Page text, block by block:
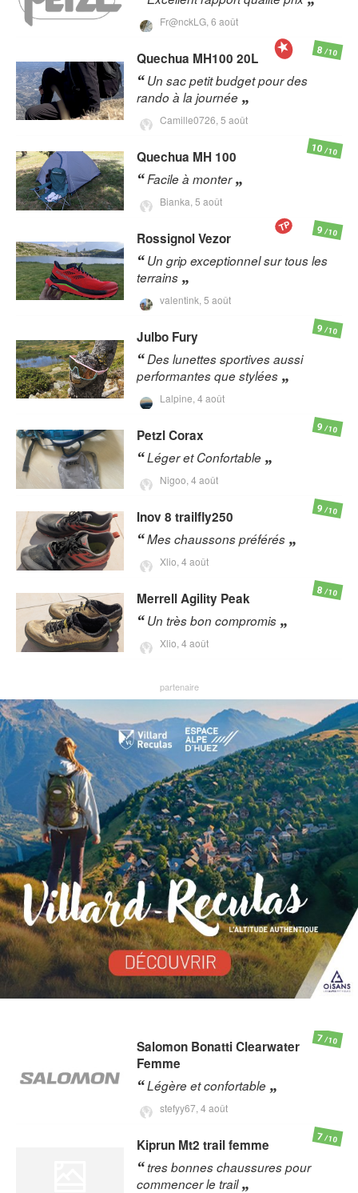
Fr@nckLG, 6 août
Quechua MH100 20L
Un sac petit budget pour des
rando à la journée
Camille0726, 5 août
8/10
Quechua MH 100
Facile à monter
Bianka, 5 août
10/10
RossignolVezor
Un grip exceptionnel sur tous les
terrains
valentink, 5 août
9/10
TP
Julbo Fury
Des lunettes sportives aussi
performantes que stylées
Lalpine, 4 août
9/10
PetzlCorax
Léger et Confortable
Nigoo, 4 août
9/10
Inov 8 trailfly250
Mes chaussons préférés
Xlio, 4 août
9/10
MerrellAgility Peak
Un très bon compromis
Xlio, 4 août
8/10
Salomon Bonatti Clearwater
Femme
Légère et confortable
stefyy67, 4 août
7/10
Kiprun Mt2 trail femme
tres bonnes chaussures pour
commencer le trail
7/10